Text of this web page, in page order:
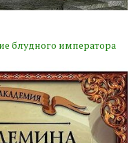
блудного императора